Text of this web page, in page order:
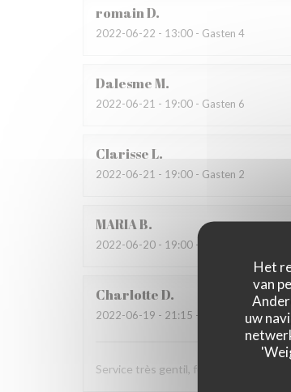
Het
van
uw
romainD
2022-06-22 - 13:00 - Gasten 4
DalesmeM
2022-06-21 - 19:00 - Gasten 6
ClarisseL
2022-06-21 - 19:00 - Gasten 2
MARIAB
2022-06-20 - 19:00 - Gasten 8
CharlotteD
2022-06-19 - 21:15 - Gasten 2
Service très gentil, food au top (très